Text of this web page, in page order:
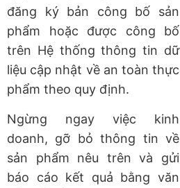
đăng ký bản công bố sản
phẩm hoặc được công bố
trên Hệ thống thông tin dữ
liệu cập nhật về an toàn thực
phẩm theo quy định.
Ngừng ngay việc kinh
doanh, gỡ bỏ thông tin về
sản phẩm nêu trên và gửi
báo cáo kết quả bằng văn